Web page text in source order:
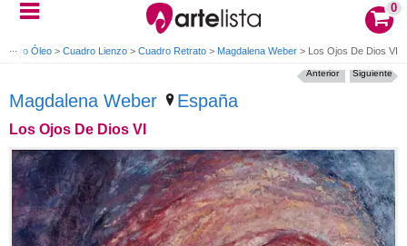
0
Óleo > Cuadro Lienzo > Cuadro Retrato > Magdalena Weber > Los Ojos De Dios VI
Magdalena Weber España
Los Ojos De Dios VI
Siguiente
Anterior